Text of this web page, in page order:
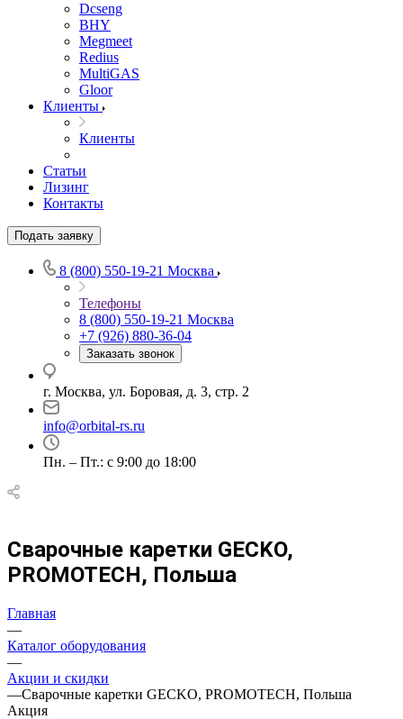
Dcseng
BHY
Megmeet
Redius
MultiGAS
Gloor
Клиенты
Клиенты
Статьи
Лизинг
Контакты
Подать заявку
8 (800) 550-19-21 Москва
Телефоны
8 (800) 550-19-21 Москва
+7 (926) 880-36-04
Заказать звонок
г. Москва, ул. Боровая, д. 3, стр. 2
info@orbital-rs.ru
Пн. – Пт.: с 9:00 до 18:00
Сварочные каретки GECKO,
PROMOTECH, Польша
Главная
—
Каталог оборудования
—
Акции и скидки
—Сварочные каретки GECKO, PROMOTECH, Польша
Акция